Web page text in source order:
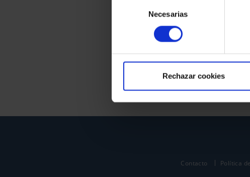
consentimiento
Necesarias
Rechazar cookies
Contacto Política